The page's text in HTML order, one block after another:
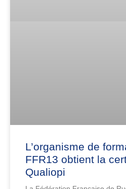
L’organisme de
FFR13 obtient la
Qualiopi